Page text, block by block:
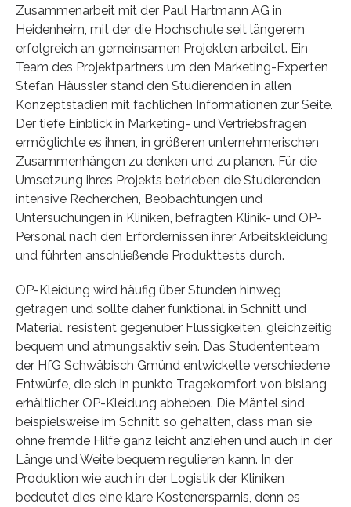
Zusammenarbeit mit der Paul Hartmann AG in
Heidenheim, mit der die Hochschule seit längerem
erfolgreich an gemeinsamen Projekten arbeitet. Ein
Team des Projektpartners um den Marketing-Experten
Stefan Häussler stand den Studierenden in allen
Konzeptstadien mit fachlichen Informationen zur Seite.
Der tiefe Einblick in Marketing- und Vertriebsfragen
ermöglichte es ihnen, in größeren unternehmerischen
Zusammenhängen zu denken und zu planen. Für die
Umsetzung ihres Projekts betrieben die Studierenden
intensive Recherchen, Beobachtungen und
Untersuchungen in Kliniken, befragten Klinik- und OP-
Personal nach den Erfordernissen ihrer Arbeitskleidung
und führten anschließende Produkttests durch.
OP-Kleidung wird häufig über Stunden hinweg
getragen und sollte daher funktional in Schnitt und
Material, resistent gegenüber Flüssigkeiten, gleichzeitig
bequem und atmungsaktiv sein. Das Studententeam
der HfG Schwäbisch Gmünd entwickelte verschiedene
Entwürfe, die sich in punkto Tragekomfort von bislang
erhältlicher OP-Kleidung abheben. Die Mäntel sind
beispielsweise im Schnitt so gehalten, dass man sie
ohne fremde Hilfe ganz leicht anziehen und auch in der
Länge und Weite bequem regulieren kann. In der
Produktion wie auch in der Logistik der Kliniken
bedeutet dies eine klare Kostenersparnis, denn es